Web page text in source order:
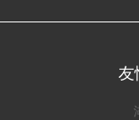
友